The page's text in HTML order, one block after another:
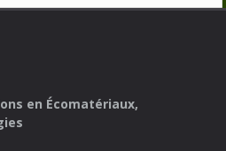
en Écomatériaux,